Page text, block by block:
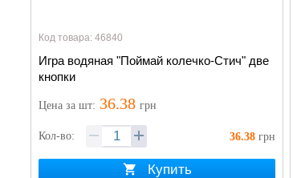
Код товара: 46840
Игра водяная "Поймай колечко-Стич" две
кнопки
Цена за шт: 36.38 грн
Кол-во: 36.38 грн
Купить